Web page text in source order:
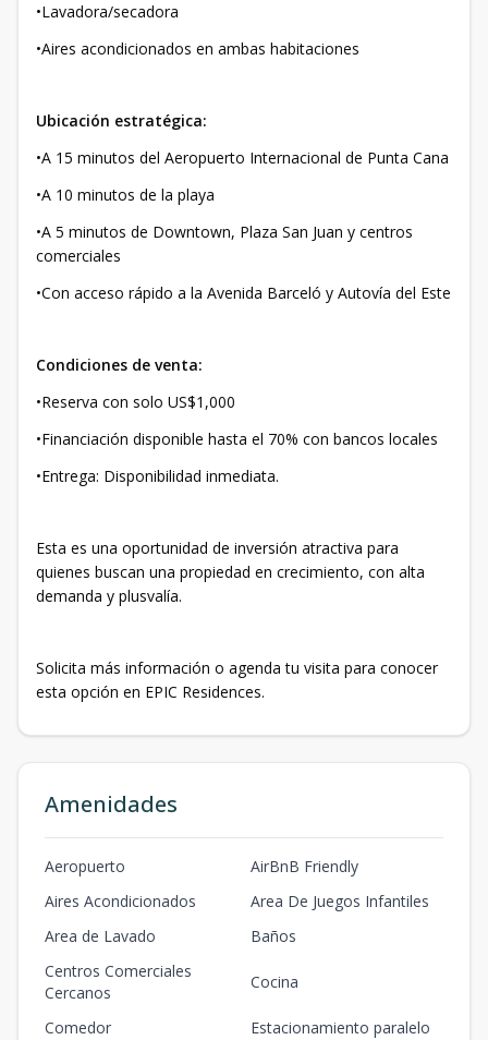
•Lavadora/secadora
•Aires acondicionados en ambas habitaciones
Ubicación estratégica:
•A 15 minutos del Aeropuerto Internacional de Punta Cana
•A 10 minutos de la playa
•A 5 minutos de Downtown, Plaza San Juan y centros
comerciales
•Con acceso rápido a la Avenida Barceló y Autovía del Este
Condiciones de venta:
•Reserva con solo US$1,000
•Financiación disponible hasta el 70% con bancos locales
•Entrega: Disponibilidad inmediata.
Esta es una oportunidad de inversión atractiva para
quienes buscan una propiedad en crecimiento, con alta
demanda y plusvalía.
Solicita más información o agenda tu visita para conocer
esta opción en EPIC Residences.
Amenidades
Aeropuerto
AirBnB Friendly
Aires Acondicionados
Area De Juegos Infantiles
Area de Lavado
Baños
Centros Comerciales
Cercanos
Cocina
Comedor Estacionamiento paralelo